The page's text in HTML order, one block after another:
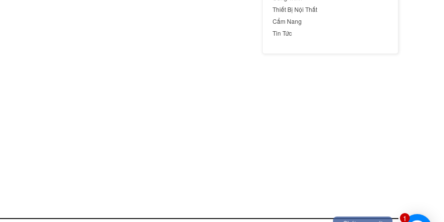
1
Thiết Bị Nội Thất
Cẩm Nang
Tin Tức